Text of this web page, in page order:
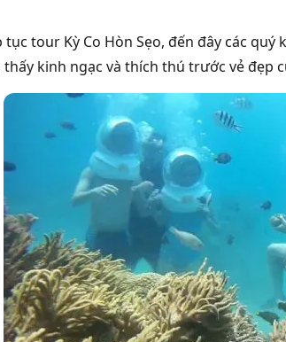
tục tour Kỳ Co Hòn Sẹo, đến đây các
kinh ngạc và thích thú trước vẻ đẹp